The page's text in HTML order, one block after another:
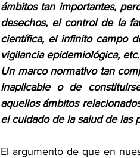
ámbitos tan importantes,
desechos, el control de la
científica, el infinito campo
vigilancia epidemiológica,
Un marco normativo tan
inaplicable o de
aquellos ámbitos
el cuidado de la salud de las
El argumento de que en